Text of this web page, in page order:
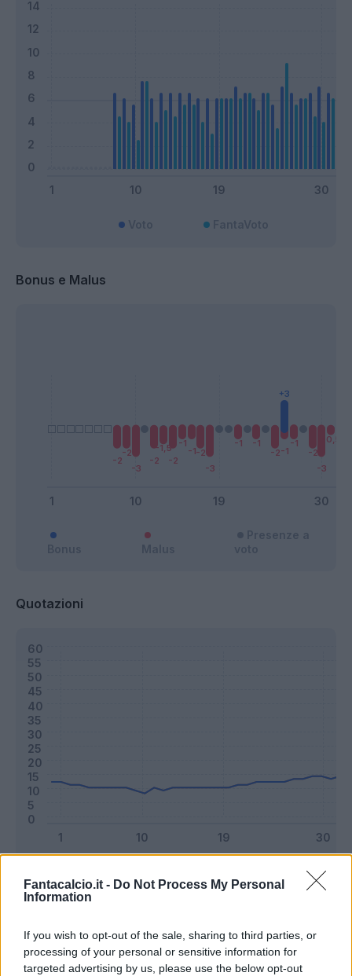
Fantacalcio.it - Do Not Process My Personal
Information
If you wish to opt-out of the sale, sharing to third parties, or
processing of your personal or sensitive information for
targeted advertising by us, please use the below opt-out
Bonus e Malus
Quotazioni
Riepilogo stagione
Titolare 25 - 65